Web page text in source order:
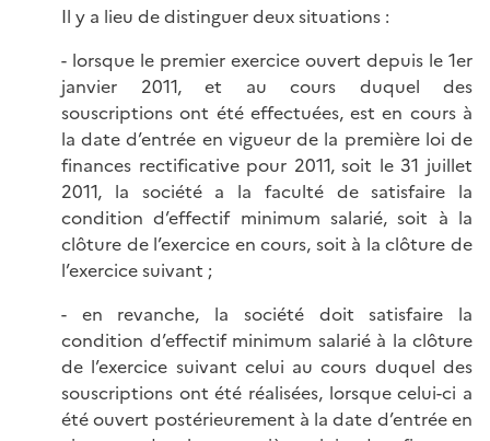
Il y a lieu de distinguer deux situations :
- lorsque le premier exercice ouvert depuis le 1er
janvier 2011, et au cours duquel des
souscriptions ont été effectuées, est en cours à
la date d’entrée en vigueur de la première loi de
finances rectificative pour 2011, soit le 31 juillet
2011, la société a la faculté de satisfaire la
condition d’effectif minimum salarié, soit à la
clôture de l’exercice en cours, soit à la clôture de
l’exercice suivant ;
- en revanche, la société doit satisfaire la
condition d’effectif minimum salarié à la clôture
de l’exercice suivant celui au cours duquel des
souscriptions ont été réalisées, lorsque celui-ci a
été ouvert postérieurement à la date d’entrée en